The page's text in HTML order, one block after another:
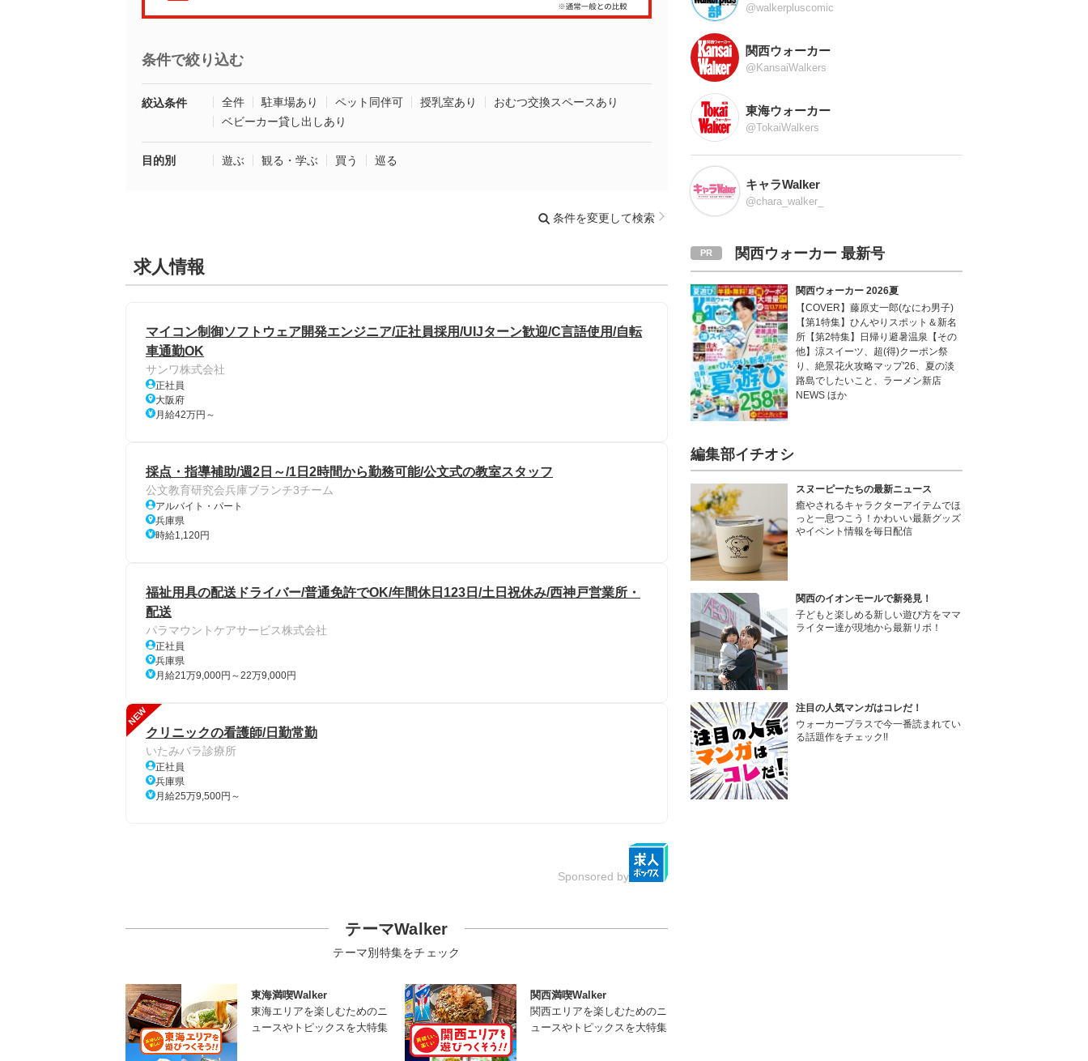
条件で絞り込む
絞込条件 全件 駐車場あり ペット同伴可 授乳室あり
おむつ交換スペースあり
ベビーカー貸し出しあり
目的別 遊ぶ 観る・学ぶ 買う 巡る
条件を変更して検索
求人情報
マイコン制御ソフトウェア開発エンジニア/正社員採用/UIJターン歓迎/C言語使用/自転
車通勤OK
サンワ株式会社
正社員
大阪府
月給42万円～
採点・指導補助/週2日～/1日2時間から勤務可能/公文式の教室スタッフ
公文教育研究会兵庫ブランチ3チーム
アルバイト・パート
兵庫県
時給1,120円
福祉用具の配送ドライバー/普通免許でOK/年間休日123日/土日祝休み/西神戸営業所・
配送
パラマウントケアサービス株式会社
正社員
兵庫県
月給21万9,000円～22万9,000円
NEW
クリニックの看護師/日勤常勤
いたみバラ診療所
正社員
兵庫県
月給25万9,500円～
Sponsored by
テーマWalker
テーマ別特集をチェック
東海満喫Walker
東海エリアを楽しむためのニ
ュースやトピックスを大特集
関西満喫Walker
関西エリアを楽しむためのニ
ュースやトピックスを大特集
@walkerpluscomic
関西ウォーカー
@KansaiWalkers
東海ウォーカー
@TokaiWalkers
キャラWalker
@chara_walker_
関西ウォーカー 最新号
関西ウォーカー 2026夏
【COVER】藤原丈一郎(なにわ男子)
【第1特集】ひんやりスポット＆新名
所【第2特集】日帰り避暑温泉【その
他】涼スイーツ、超(得)クーポン祭
り、絶景花火攻略マップ'26、夏の淡
路島でしたいこと、ラーメン新店
NEWS ほか
編集部イチオシ
スヌーピーたちの最新ニュース
癒やされるキャラクターアイテムでほ
っと一息つこう！かわいい最新グッズ
やイベント情報を毎日配信
関西のイオンモールで新発見！
子どもと楽しめる新しい遊び方をママ
ライター達が現地から最新リポ！
注目の人気マンガはコレだ！
ウォーカープラスで今一番読まれてい
る話題作をチェック!!